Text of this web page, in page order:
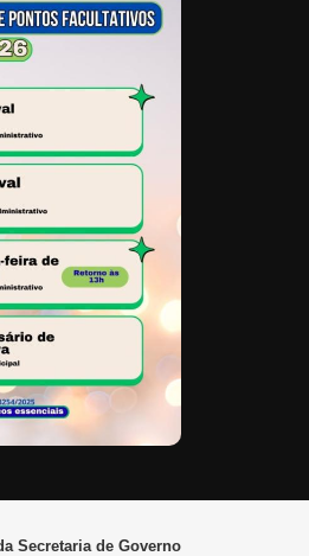
Secretaria de Governo